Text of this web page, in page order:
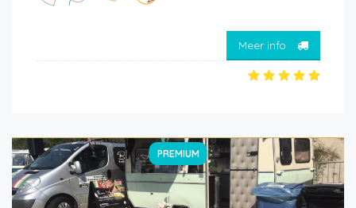
Meer info
PREMIUM